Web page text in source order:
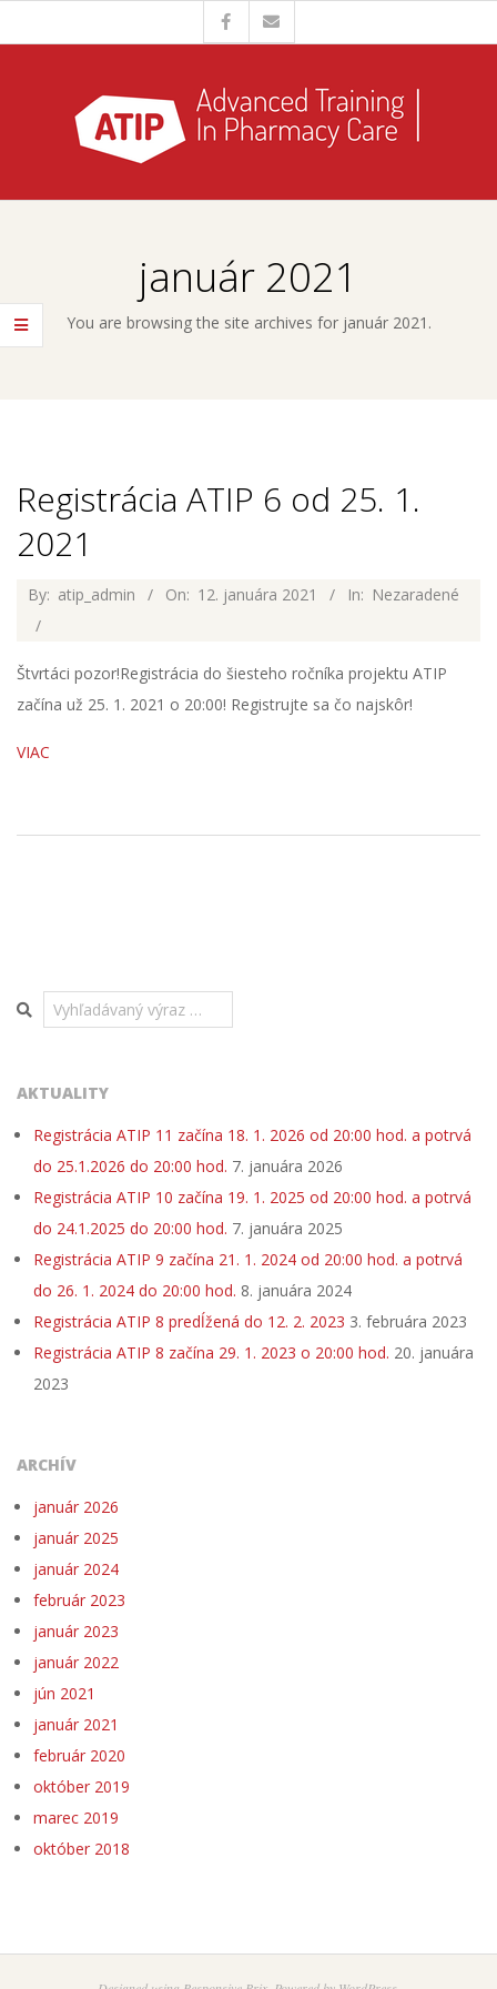
to
A
I
január 2021
You are browsing the site archives for január 2021.
Registrácia ATIP 6 od 25. 1.
2021
2021-
01-
By: atip_admin On: 12. januára 2021 In: Nezaradené
Štvrtáci pozor!Registrácia do šiesteho ročníka projektu ATIP
začína už 25. 1. 2021 o 20:00! Registrujte sa čo najskôr!
VIAC
Search
AKTUALITY
Registrácia ATIP 11 začína 18. 1. 2026 od 20:00 hod. a potrvá
do 25.1.2026 do 20:00 hod. 7. januára 2026
Registrácia ATIP 10 začína 19. 1. 2025 od 20:00 hod. a potrvá
do 24.1.2025 do 20:00 hod. 7. januára 2025
Registrácia ATIP 9 začína 21. 1. 2024 od 20:00 hod. a potrvá
do 26. 1. 2024 do 20:00 hod. 8. januára 2024
Registrácia ATIP 8 predĺžená do 12. 2. 2023 3. februára 2023
Registrácia ATIP 8 začína 29. 1. 2023 o 20:00 hod. 20. januára
2023
ARCHÍV
január 2026
január 2025
január 2024
február 2023
január 2023
január 2022
jún 2021
január 2021
február 2020
október 2019
marec 2019
október 2018